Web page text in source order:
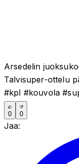
Arsedelin
Talvisuper-ottelu
#kpl #kouvola
0 0
Jaa: